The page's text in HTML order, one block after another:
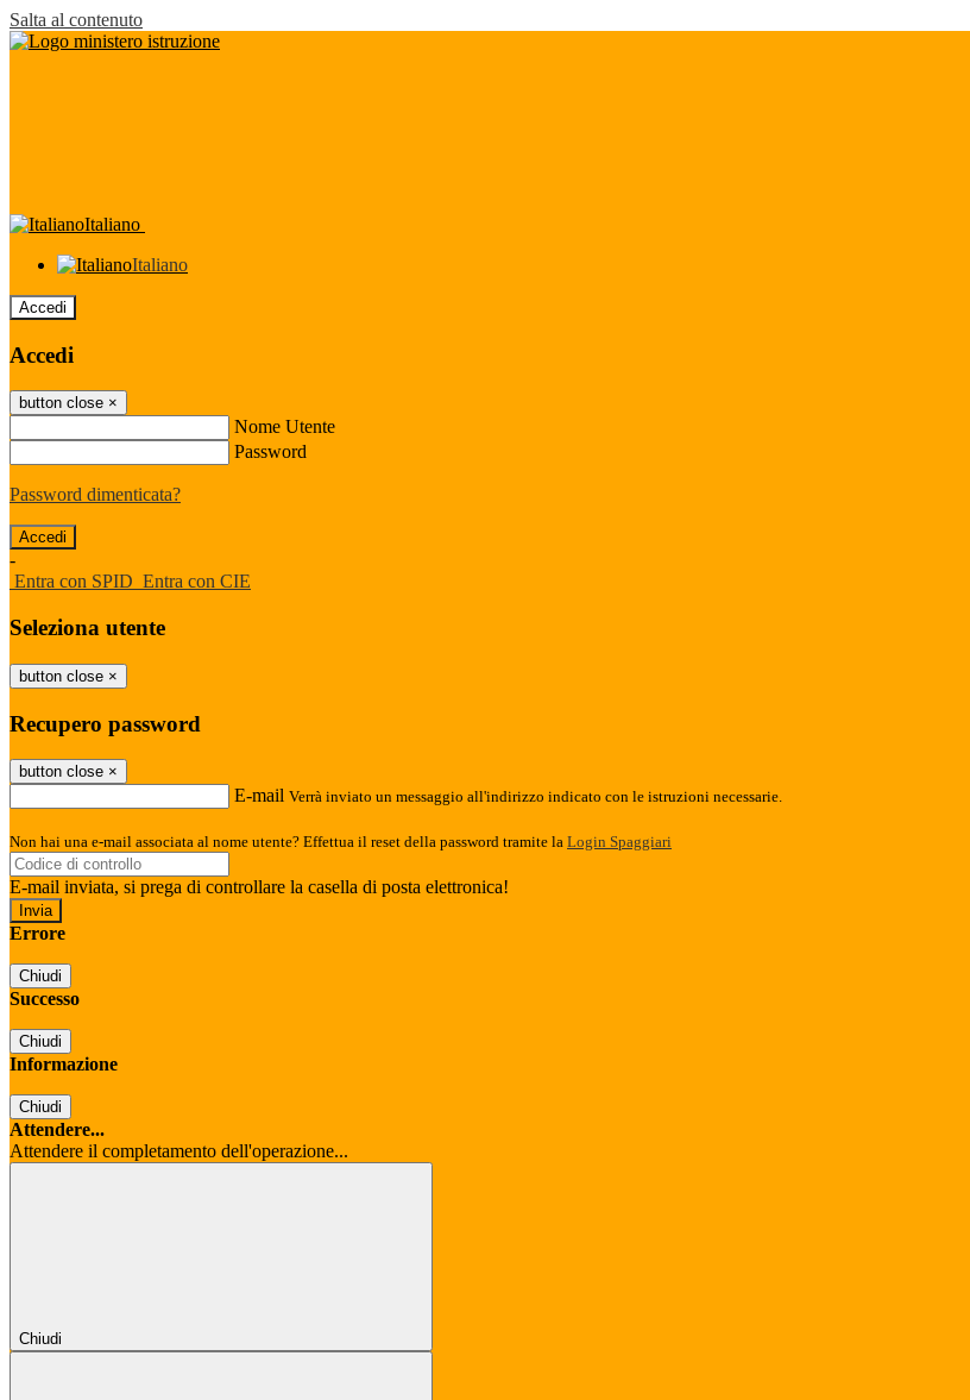
Salta al contenuto
Italiano
Italiano
Accedi
Accedi
button close ×
Nome Utente
Password
Password dimenticata?
-
Entra con SPID Entra con CIE
Seleziona utente
button close ×
Recupero password
button close ×
E-mail Verrà inviato un messaggio all'indirizzo indicato con le istruzioni necessarie.
Non hai una e-mail associata al nome utente? Effettua il reset della password tramite la Login Spaggiari
E-mail inviata, si prega di controllare la casella di posta elettronica!
Errore
Chiudi
Successo
Chiudi
Informazione
Chiudi
Attendere...
Attendere il completamento dell'operazione...
Chiudi